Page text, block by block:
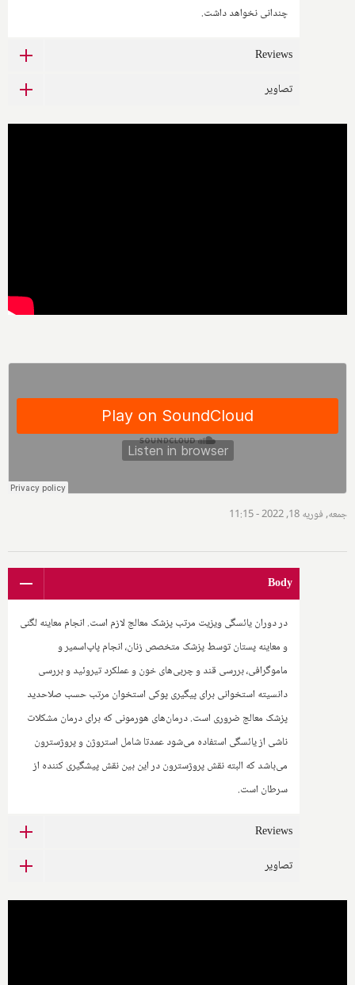
چندانی نخواهد داشت.
Reviews
تصاویر
جمعه, فوریه 18, 2022 - 11:15
Body
در دوران یائسگی ویزیت مرتب پزشک معالج لازم است. انجام معاینه لگنی
و معاینه پستان توسط پزشک متخصص زنان، انجام پاپ‌اسمیر و
ماموگرافی، بررسی قند و چربی‌های خون و عملکرد تیروئید و بررسی
دانسیته استخوانی برای پیگیری پوکی استخوان مرتب حسب صلاحدید
پزشک معالج ضروری است. درمان‌های هورمونی که برای درمان مشکلات
ناشی از یائسگی استفاده می‌شود عمدتا شامل استروژن و پروژسترون
می‌باشد که البته نقش پروژسترون در این بین نقش پیشگیری کننده از
سرطان است.
Reviews
تصاویر